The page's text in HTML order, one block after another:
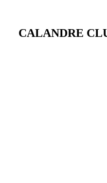
CALANDRE